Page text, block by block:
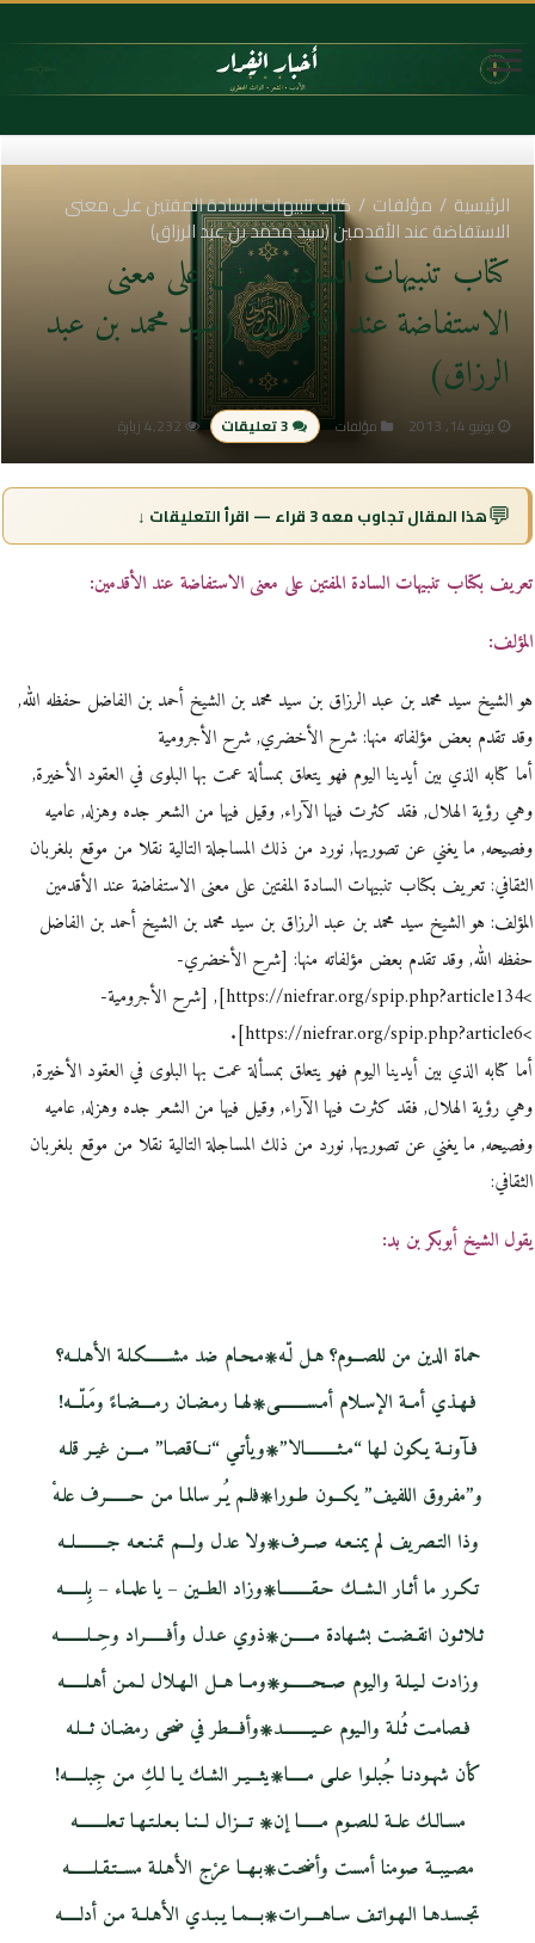
الرئيسية / مؤلفات / كتاب تنبيهات السادة المفتين على معنى
الاستفاضة عند الأقدمين (سيد محمد بن عبد الرزاق)
كتاب تنبيهات السادة المفتين على معنى
الاستفاضة عند الأقدمين (سيد محمد بن عبد
الرزاق)
يونيو 14, 2013 مؤلفات 3 تعليقات 4,232 زيارة
💬هذا المقال تجاوب معه 3 قراء — اقرأ التعليقات ↓
تعريف بكتاب تنبيهات السادة المفتين على معنى الاستفاضة عند الأقدمين:
المؤلف:
هو الشيخ سيد محمد بن عبد الرزاق بن سيد محمد بن الشيخ أحمد بن الفاضل حفظه الله,
وقد تقدم بعض مؤلفاته منها: شرح الأخضري, شرح الأجرومية
أما كتابه الذي بين أيدينا اليوم فهو يتعلق بمسألة عمت بها البلوى في العقود الأخيرة,
وهي رؤية الهلال, فقد كثرت فيها الآراء, وقيل فيها من الشعر جده وهزله, عاميه
وفصيحه, ما يغني عن تصوريها, نورد من ذلك المساجلة التالية نقلا من موقع بلغربان
الثقافي: تعريف بكتاب تنبيهات السادة المفتين على معنى الاستفاضة عند الأقدمين
المؤلف: هو الشيخ سيد محمد بن عبد الرزاق بن سيد محمد بن الشيخ أحمد بن الفاضل
حفظه الله, وقد تقدم بعض مؤلفاته منها: [شرح الأخضري-
>https://niefrar.org/spip.php?article134], [شرح الأجرومية-
>https://niefrar.org/spip.php?article6].
أما كتابه الذي بين أيدينا اليوم فهو يتعلق بمسألة عمت بها البلوى في العقود الأخيرة,
وهي رؤية الهلال, فقد كثرت فيها الآراء, وقيل فيها من الشعر جده وهزله, عاميه
وفصيحه, ما يغني عن تصوريها, نورد من ذلك المساجلة التالية نقلا من موقع بلغربان
الثقافي:
يقول الشيخ أبوبكر بن بد:
حماة الدين من للصـــوم؟ هـل لّـه۞مـحـام ضد مشـــــــكـلـة الأهـلــه؟
فـهـذي أمــة الإسـلام أمـســــــــى۞لهـا رمـضـان رمــــضـاءً ومَـلّـــه!
فـآونــة يـكون لـها “مـثـــــــــالا”۞ويأتـي “نـــاقصـا” مــــن غيـر قلـه
و”مفروق اللفيف” يكـــون طـورا۞فلـم يُـر سالمـا مـن حـــــــرف علـهْ
وذا التـصريف لم يمنـعـه صــرف۞ولا عدل ولـــم تمـنـعـه جـــــــــلــه
تـكـرر ما أثـار الـشــك حـقــــــــا۞وزاد الطــين – يا علمـاء – بِلــــــه
ثـلاثـون انقـضـت بشـهادة مــــــن۞ذوي عـدل وأفــــــراد وحِــلــــــــه
وزادت لـيـلـة واليوم صــحـــــــو۞ومــا هــل الـهـلال لـمـن أهـلــــــه
فـصامـت ثُـلـة والـيوم عــيــــــــد۞وأفـــطر في ضحى رمضـان ثـــلـه
كأن شهـودنـا جُبلـوا عـلـى مـــــا۞يثـــيـر الشـك يـا لـكِ مـن جِبلـــــه!
مسـالـك علــة لـلصـوم مــــــا إن۞ تـــزال لــنـا بـعـلـتـهـا تـعلــــــــه
مصـيبــة صومنا أمست وأضحـت۞بـهــا عرْج الأهـلـة مســتـقـلـــــــه
تجـسـدهـا الـهـواتـف سـاهــــرات۞بـــمـا يـبـدي الأهـلــة مـن أدلـــــه